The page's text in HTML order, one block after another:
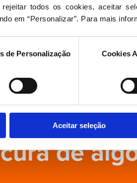
todos os cookies, aceitar
em “Personalizar”. Para mais
de Personalização Cookies
Aceitar seleção
nas redes sociais
de